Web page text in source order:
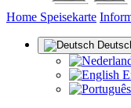
Home (aktuell)
Speisekarte